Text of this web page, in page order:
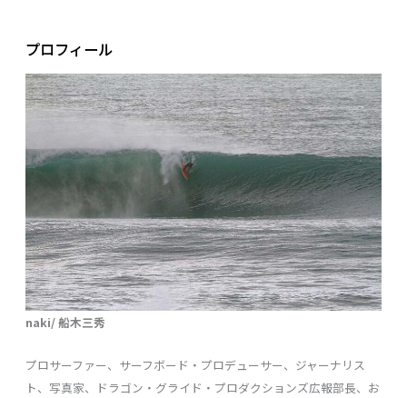
プロフィール
naki/ 船木三秀
プロサーファー、サーフボード・プロデューサー、ジャーナリス
ト、写真家、ドラゴン・グライド・プロダクションズ広報部長、お